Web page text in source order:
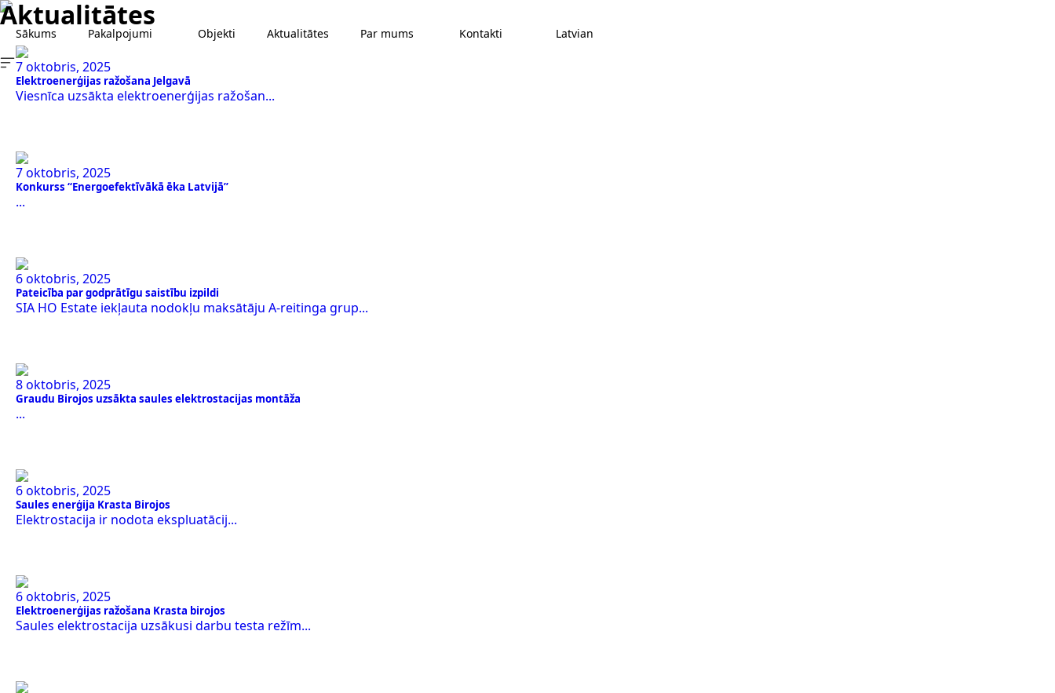
Sākums Pakalpojumi Objekti Aktualitātes Par mums Kontakti Latvian
Aktualitātes
7 oktobris, 2025
Elektroenerģijas ražošana Jelgavā
Viesnīca uzsākta elektroenerģijas ražošan...
7 oktobris, 2025
Konkurss “Energoefektīvākā ēka Latvijā”
...
6 oktobris, 2025
Pateicība par godprātīgu saistību izpildi
SIA HO Estate iekļauta nodokļu maksātāju A-reitinga grup...
8 oktobris, 2025
Graudu Birojos uzsākta saules elektrostacijas montāža
...
6 oktobris, 2025
Saules enerģija Krasta Birojos
Elektrostacija ir nodota ekspluatācij...
6 oktobris, 2025
Elektroenerģijas ražošana Krasta birojos
Saules elektrostacija uzsākusi darbu testa režīm...